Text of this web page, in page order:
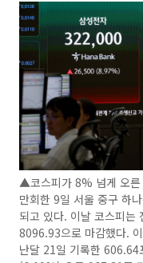
▲코스피가 8% 넘게 오른
만회한 9일 서울 중구 하
되고 있다. 이날 코스피
8096.93으로 마감했다.
난달 21일 기록한 606.64